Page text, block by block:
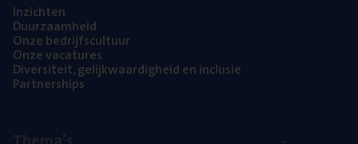
Inzich­ten
Duur­zaam­heid
Onze bedrijfs­cul­tuur
Onze vaca­tu­res
Diver­si­teit, gelijk­waar­dig­heid en inclusie
Part­ner­ships